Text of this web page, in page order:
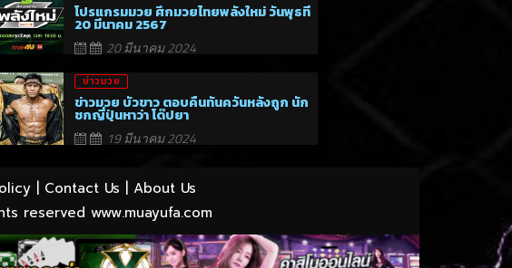
โปรแกรมมวย ศึกมวยไทยพลังใหม่ วันพุธที่
20 มีนาคม 2567
20 มีนาคม 2024
ข่าวมวย
ข่าวมวย บัวขาว ตอบคืนทันควันหลังถูก นัก
ชกญี่ปุ่นหาว่า โด๊ปยา
19 มีนาคม 2024
| Contact Us
About Us
reserved www.muayufa.com